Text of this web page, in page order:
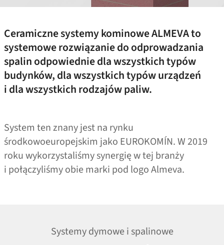
Ceramiczne systemy kominowe ALMEVA to
systemowe rozwiązanie do odprowadzania
spalin odpowiednie dla wszystkich typów
budynków, dla wszystkich typów urządzeń
i dla wszystkich rodzajów paliw.
System ten znany jest na rynku
środkowoeuropejskim jako EUROKOMÍN. W 2019
roku wykorzystaliśmy synergię w tej branży
i połączyliśmy obie marki pod logo Almeva.
Systemy dymowe i spalinowe